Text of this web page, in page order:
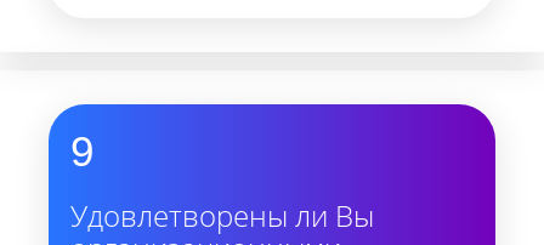
9
Удовлетворены ли Вы